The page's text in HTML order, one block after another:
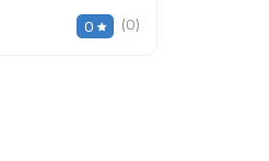
0 (0)